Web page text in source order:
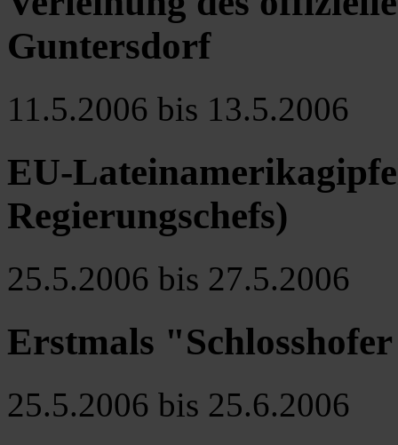
Guntersdorf
11.5.2006 bis 13.5.2006
EU-
Regierungschefs)
25.5.2006 bis 27.5.2006
Erstmals
25.5.2006 bis 25.6.2006